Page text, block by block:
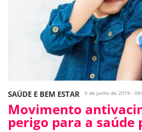
SAÚDE E BEM ESTAR 9 de junho de 2019 -
Movimento
perigo para a saúde